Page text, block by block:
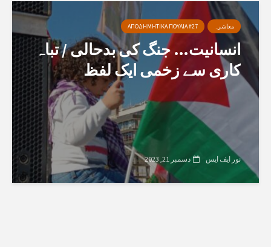
معاشرہ ΑΠΟΔΗΜΗΤΙΚΑ ΠΟΥΛΙΑ #27
انسانیت… جنگ کی بدحالی / تباہ
کاری سے زخمی ایک لفظ
نور ایف ایس دسمبر 21, 2023